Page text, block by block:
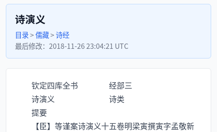
诗演义
目录>儒藏>诗经
最后修改： 2018-11-26 23:04:21 UTC
钦定四库全书 经部三
诗演义 诗类
提要
【臣】等谨案诗演义十五卷明梁寅撰寅字孟敬新